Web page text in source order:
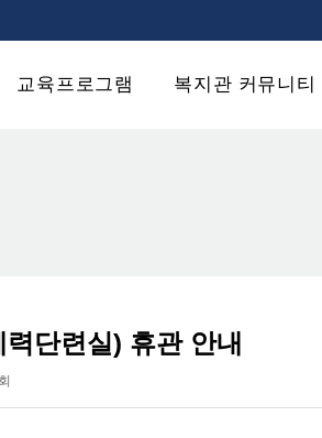
교육프로그램 복지관 커뮤니티
단련실) 휴관 안내